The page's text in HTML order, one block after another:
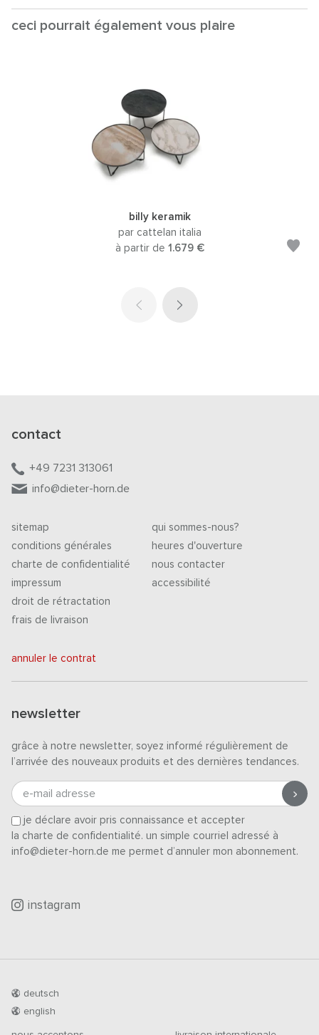
ceci pourrait également vous plaire
billy keramik
par cattelan italia
à partir de 1.679 €
contact
+49 7231 313061
info@dieter-horn.de
sitemap
conditions générales
charte de confidentialité
impressum
droit de rétractation
frais de livraison
qui sommes-nous?
heures d'ouverture
nous contacter
accessibilité
annuler le contrat
newsletter
grâce à notre newsletter, soyez informé régulièrement de
l’arrivée des nouveaux produits et des dernières tendances.
e-mail adresse
je déclare avoir pris connaissance et accepter
la charte de confidentialité. un simple courriel adressé à
info@dieter-horn.de me permet d’annuler mon abonnement.
instagram
deutsch
english